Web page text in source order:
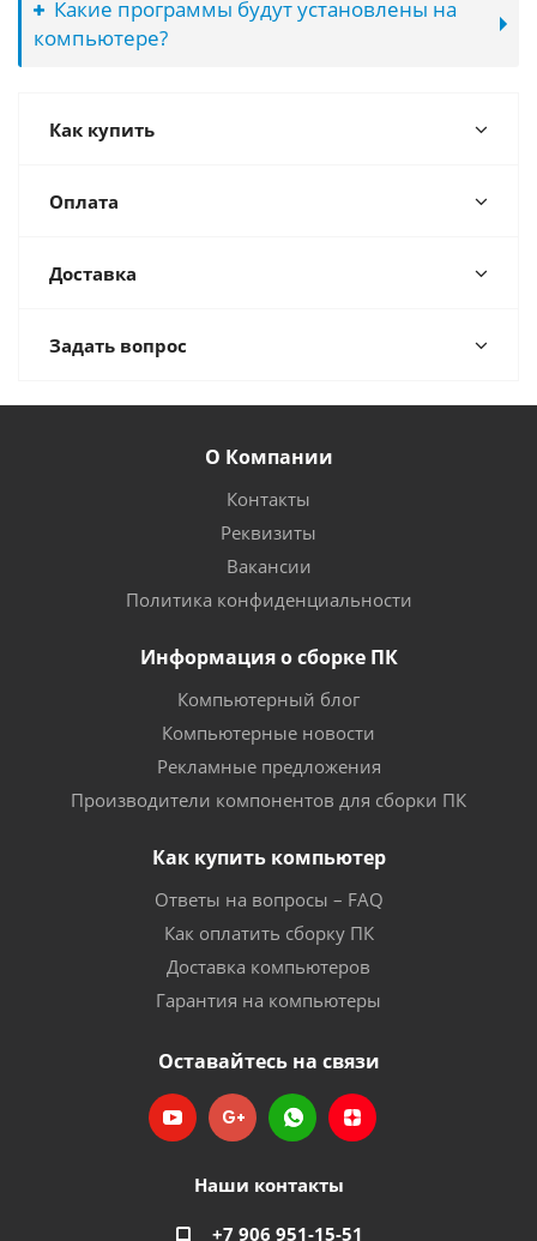
Какие программы будут установлены на
компьютере?
Как купить
Оплата
Доставка
Задать вопрос
О Компании
Контакты
Реквизиты
Вакансии
Политика конфиденциальности
Информация о сборке ПК
Компьютерный блог
Компьютерные новости
Рекламные предложения
Производители компонентов для сборки ПК
Как купить компьютер
Ответы на вопросы – FAQ
Как оплатить сборку ПК
Доставка компьютеров
Гарантия на компьютеры
Оставайтесь на связи
Наши контакты
+7 906 951-15-51